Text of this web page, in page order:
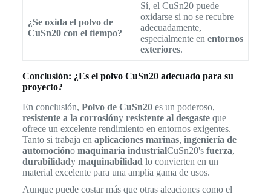
¿Se oxida el polvo de
CuSn20 con el tiempo?
Sí, el CuSn20 puede
oxidarse si no se recubre
adecuadamente,
especialmente en entornos
exteriores.
Conclusión: ¿Es el polvo CuSn20 adecuado para su
proyecto?
En conclusión, Polvo de CuSn20es un poderoso,
resistente a la corrosióny resistente al desgasteque
ofrece un excelente rendimiento en entornos exigentes.
Tanto si trabaja en aplicaciones marinas, ingeniería de
automocióno maquinaria industrialCuSn20's fuerza,
durabilidady maquinabilidad lo convierten en un
material excelente para una amplia gama de usos.
Aunque puede costar más que otras aleaciones como el